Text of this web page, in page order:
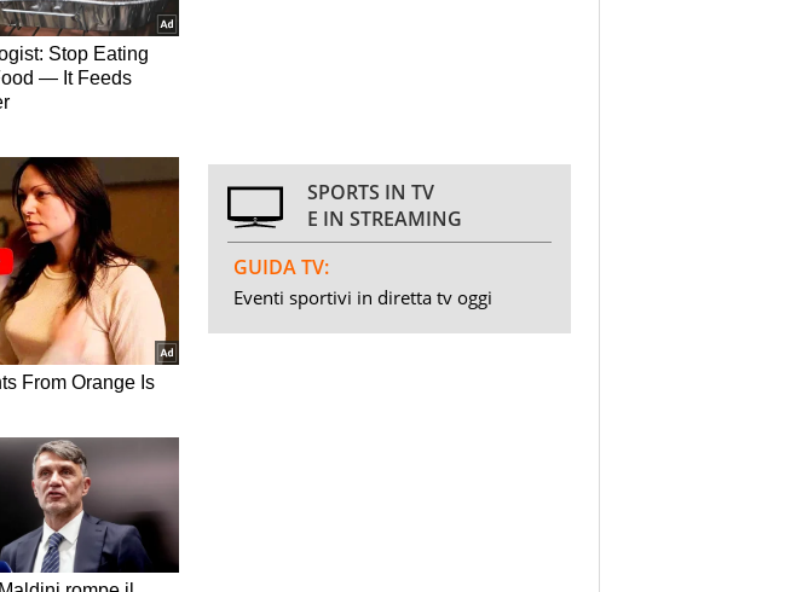
SPORTS IN TV
E IN STREAMING
GUIDA TV:
Eventi sportivi in diretta tv oggi